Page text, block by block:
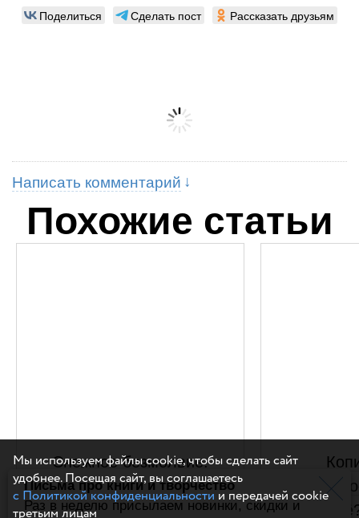
Письма про книги и творчество
Раз в неделю присылаем новинки, скидки и
Поделиться Сделать пост Рассказать друзьям
Написать комментарий
Похожие статьи
Снежное безмолвие.
Полюбуйтесь, какая
красота зимой на
от
Мы используем файлы cookie, чтобы сделать сайт
удобнее. Посещая сайт, вы соглашаетесь
с Политикой конфиденциальностии передачей cookie
третьим лицам